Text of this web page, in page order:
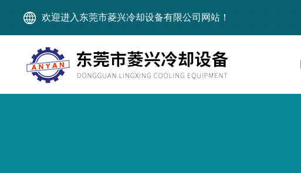
欢迎进入东莞市菱兴冷却设备有限公司网站！